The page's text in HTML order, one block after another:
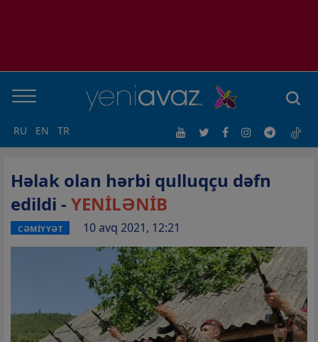
RU EN TR
Həlak olan hərbi qulluqçu dəfn
edildi - YENİLƏNİB
CƏMİYYƏT 10 avq 2021, 12:21